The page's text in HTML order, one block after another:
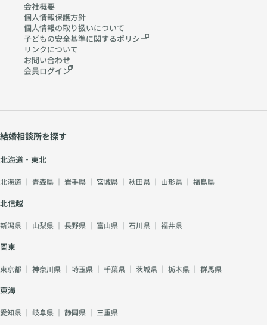
会社概要
個人情報保護方針
個人情報の取り扱いについて
子どもの安全基準に関するポリシー
リンクについて
お問い合わせ
会員ログイン
結婚相談所を探す
北海道・東北
北海道 ｜ 青森県 ｜ 岩手県 ｜ 宮城県 ｜ 秋田県 ｜ 山形県 ｜ 福島県
北信越
新潟県 ｜ 山梨県 ｜ 長野県 ｜ 富山県 ｜ 石川県 ｜ 福井県
関東
東京都 ｜ 神奈川県 ｜ 埼玉県 ｜ 千葉県 ｜ 茨城県 ｜ 栃木県 ｜ 群馬県
東海
愛知県 ｜ 岐阜県 ｜ 静岡県 ｜ 三重県